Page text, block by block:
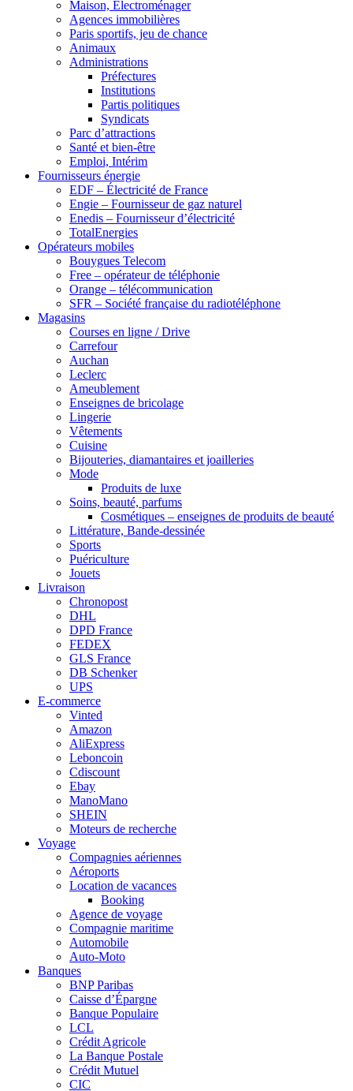
Maison, Electroménager
Agences immobilières
Paris sportifs, jeu de chance
Animaux
Administrations
Préfectures
Institutions
Partis politiques
Syndicats
Parc d’attractions
Santé et bien-être
Emploi, Intérim
Fournisseurs énergie
EDF – Électricité de France
Engie – Fournisseur de gaz naturel
Enedis – Fournisseur d’électricité
TotalEnergies
Opérateurs mobiles
Bouygues Telecom
Free – opérateur de téléphonie
Orange – télécommunication
SFR – Société française du radiotéléphone
Magasins
Courses en ligne / Drive
Carrefour
Auchan
Leclerc
Ameublement
Enseignes de bricolage
Lingerie
Vêtements
Cuisine
Bijouteries, diamantaires et joailleries
Mode
Produits de luxe
Soins, beauté, parfums
Cosmétiques – enseignes de produits de beauté
Littérature, Bande-dessinée
Sports
Puériculture
Jouets
Livraison
Chronopost
DHL
DPD France
FEDEX
GLS France
DB Schenker
UPS
E-commerce
Vinted
Amazon
AliExpress
Leboncoin
Cdiscount
Ebay
ManoMano
SHEIN
Moteurs de recherche
Voyage
Compagnies aériennes
Aéroports
Location de vacances
Booking
Agence de voyage
Compagnie maritime
Automobile
Auto-Moto
Banques
BNP Paribas
Caisse d’Épargne
Banque Populaire
LCL
Crédit Agricole
La Banque Postale
Crédit Mutuel
CIC